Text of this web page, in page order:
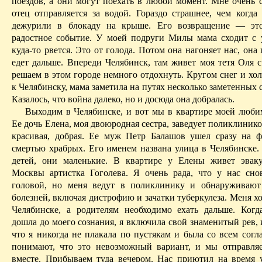
отец отправляется за водой. Гораздо страшнее, чем
дежурили в блокаду на крыше. Его возвращение —
радостное событие. У моей подруги Милы мама сходит с
куда-то рвется. Это от голода. Потом она нагоняет нас, она
едет дальше. Впереди Челябинск, там живет моя тетя Оля
решаем в этом городе немного отдохнуть. Кругом снег и
к Челябинску, мама заметила на путях несколько заметенных
Казалось, что война далеко, но и досюда она добралась.
Выходим в Челябинске, и вот мы в квартире моей
Ее дочь Елена, моя двоюродная сестра, заведует
красивая, добрая. Ее муж Петр Балашов ушел сразу на
смертью храбрых. Его именем названа улица в
детей, они маленькие. В квартире у Елены живет
Москвы артистка Гоголева. Я очень рада, что у нас
головой, но меня ведут в поликлинику и
болезней, включая дис­трофию и зачатки туберкулеза. Меня
Челябинске, а родителям необходимо ехать дальше.
дошла до моего сознания, я включила свой знаменитый рев,
что я никогда не плакала по пустякам и была со всем
понимают, что это невозможный вариант, и мы
вместе. Прибываем туда вечером. Нас приютил на время